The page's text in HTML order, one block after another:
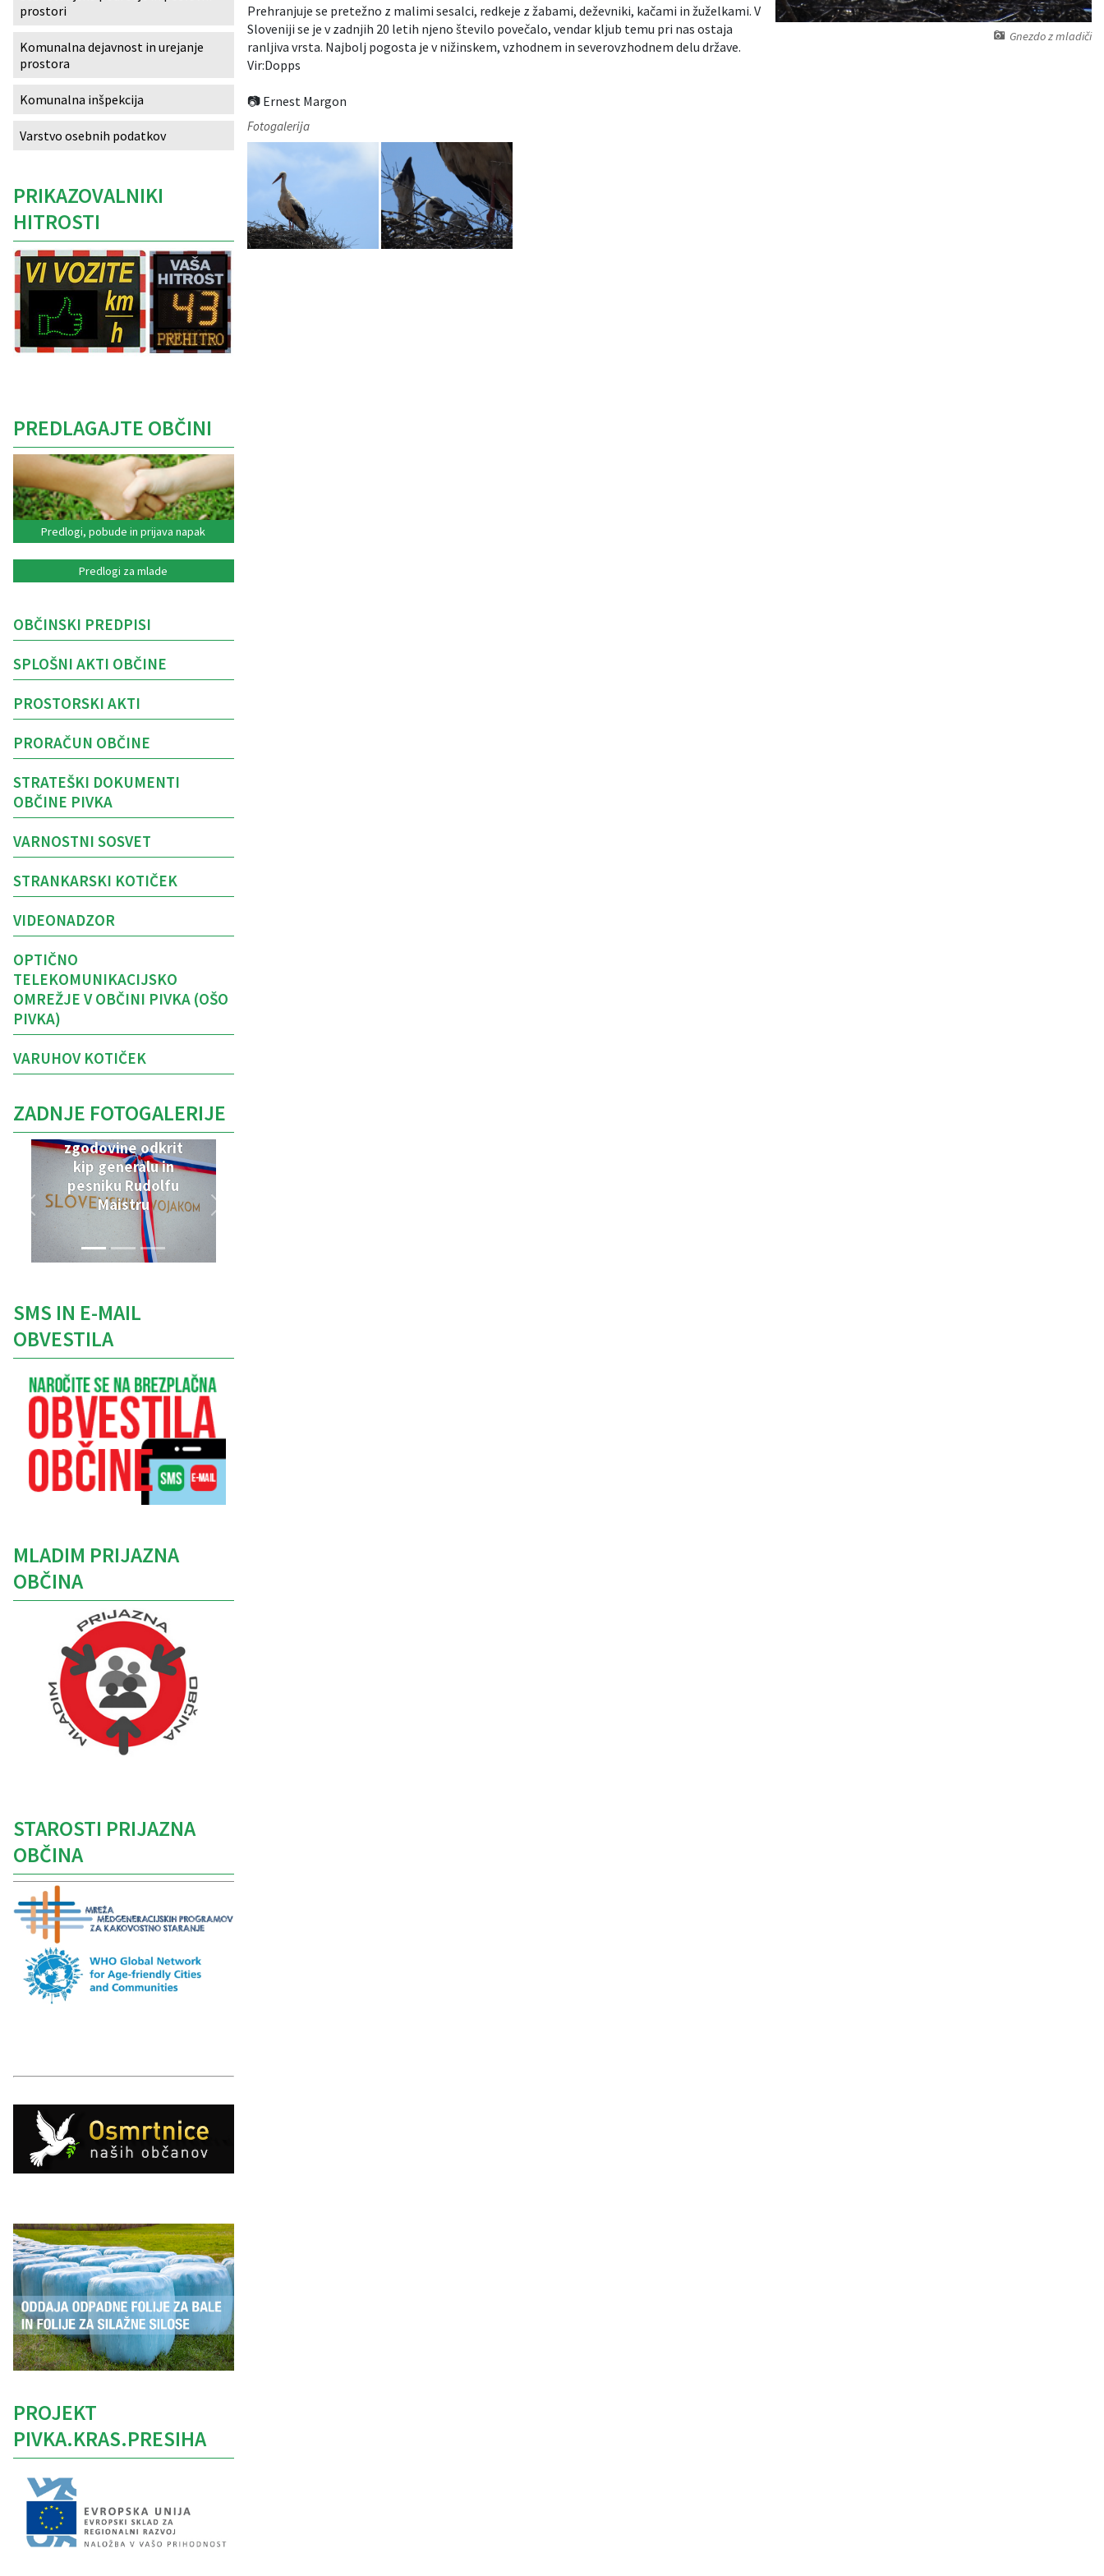
Gnezdo z mladiči
Prehranjuje se pretežno z malimi sesalci, redkeje z žabami, deževniki, kačami in žuželkami. V
Sloveniji se je v zadnjih 20 letih njeno število povečalo, vendar kljub temu pri nas ostaja
ranljiva vrsta. Najbolj pogosta je v nižinskem, vzhodnem in severovzhodnem delu države.
Vir:Dopps
📷 Ernest Margon
Fotogalerija
prostori
Komunalna dejavnost in urejanje
prostora
Komunalna inšpekcija
Varstvo osebnih podatkov
PRIKAZOVALNIKI
HITROSTI
PREDLAGAJTE OBČINI
Predlogi, pobude in prijava napak
Predlogi za mlade
OBČINSKI PREDPISI
SPLOŠNI AKTI OBČINE
PROSTORSKI AKTI
PRORAČUN OBČINE
STRATEŠKI DOKUMENTI
OBČINE PIVKA
VARNOSTNI SOSVET
STRANKARSKI KOTIČEK
VIDEONADZOR
OPTIČNO
TELEKOMUNIKACIJSKO
OMREŽJE V OBČINI PIVKA (OŠO
PIVKA)
VARUHOV KOTIČEK
ZADNJE FOTOGALERIJE
V Parku vojaške
zgodovine odkrit
kip generalu in
pesniku Rudolfu
Maistru
SMS IN E-MAIL
OBVESTILA
MLADIM PRIJAZNA
OBČINA
STAROSTI PRIJAZNA
OBČINA
PROJEKT
PIVKA.KRAS.PRESIHA
Izobraževanje
Kultura, šport in turizem
Sociala in zdravstvo
Skupna občinska uprava